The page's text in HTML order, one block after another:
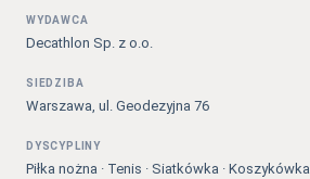
WYDAWCA
Decathlon Sp. z o.o.
SIEDZIBA
Warszawa, ul. Geodezyjna 76
DYSCYPLINY
Piłka nożna · Tenis · Siatkówka · Koszykówka